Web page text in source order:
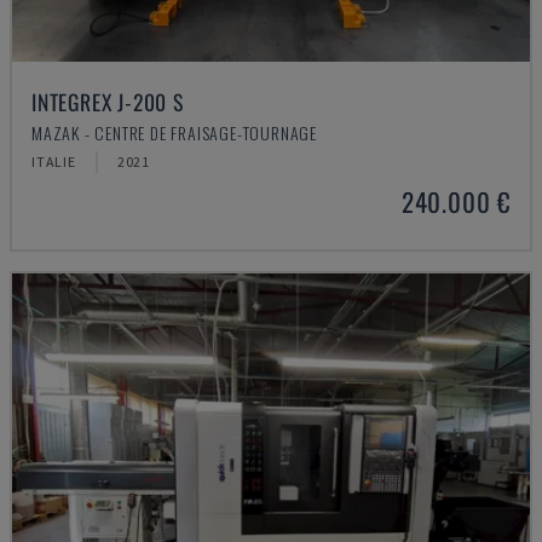
INTEGREX J-200 S
MAZAK - CENTRE DE FRAISAGE-TOURNAGE
ITALIE 2021
240.000 €